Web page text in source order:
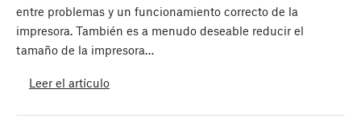
entre problemas y un funcionamiento correcto de la
impresora. También es a menudo deseable reducir el
tamaño de la impresora…
Leer el artículo